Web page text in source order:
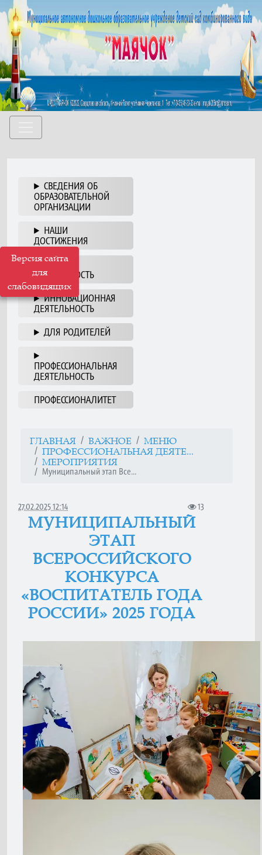
Версия сайта
для
слабовидящих
СВЕДЕНИЯ ОБ
ОБРАЗОВАТЕЛЬНОЙ
ОРГАНИЗАЦИИ
НАШИ
ДОСТИЖЕНИЯ
НАША
ДЕЯТЕЛЬНОСТЬ
ИННОВАЦИОННАЯ
ДЕЯТЕЛЬНОСТЬ
ДЛЯ РОДИТЕЛЕЙ
ПРОФЕССИОНАЛЬНАЯ
ДЕЯТЕЛЬНОСТЬ
ПРОФЕССИОНАЛИТЕТ
ГЛАВНАЯ ВАЖНОЕ
МЕНЮ
ПРОФЕССИОНАЛЬНАЯ ДЕЯТЕ...
МЕРОПРИЯТИЯ
Муниципальный этап Все...
27.02.2025 12:14 13
МУНИЦИПАЛЬНЫЙ
ЭТАП
ВСЕРОССИЙСКОГО
КОНКУРСА
«ВОСПИТАТЕЛЬ ГОДА
РОССИИ» 2025 ГОДА